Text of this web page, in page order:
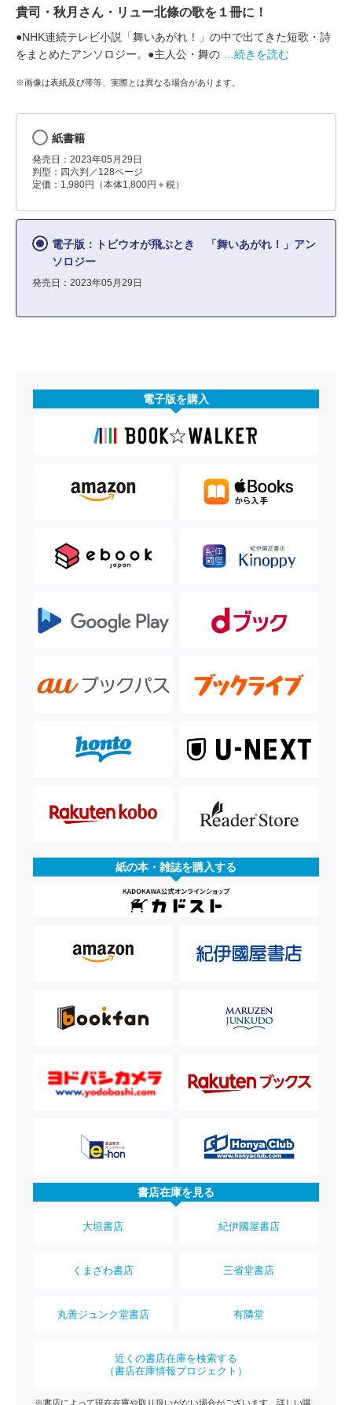
貴司・秋月さん・リュー北條の歌を１冊に！
●NHK連続テレビ小説「舞いあがれ！」の中で出てきた短歌・詩
をまとめたアンソロジー。●主人公・舞の
…続きを読む
※画像は表紙及び帯等、実際とは異なる場合があります。
紙書籍
発売日：2023年05月29日
判型：四六判／128ページ
定価：1,980円（本体1,800円＋税）
電子版：トビウオが飛ぶとき 「舞いあがれ！」アン
ソロジー
発売日：2023年05月29日
電子版を購入
紙の本・雑誌を購入する
書店在庫を見る
大垣書店 紀伊國屋書店
くまざわ書店 三省堂書店
丸善ジュンク堂書店 有隣堂
近くの書店在庫を検索する
（書店在庫情報プロジェクト）
※書店によって現在在庫や取り扱いがない場合がございます。詳しい購